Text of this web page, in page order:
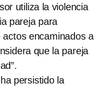
utiliza la violencia
pareja para
encaminados a
que la pareja
persistido la